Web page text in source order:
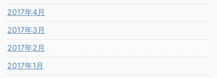
2017年4月
2017年3月
2017年2月
2017年1月